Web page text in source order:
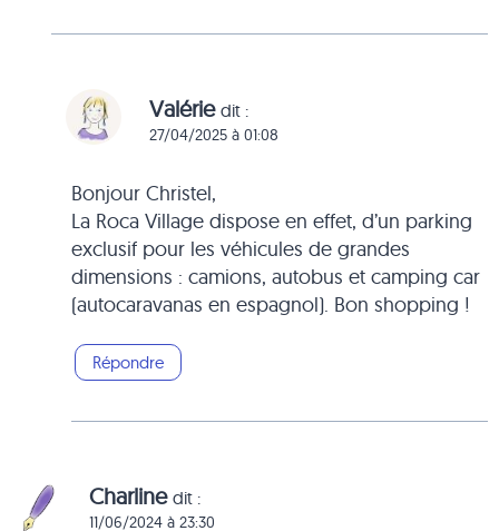
Valérie dit :
27/04/2025 à 01:08
Bonjour Christel,
La Roca Village dispose en effet, d’un parking
exclusif pour les véhicules de grandes
dimensions : camions, autobus et camping car
(autocaravanas en espagnol). Bon shopping !
Répondre
Charline dit :
11/06/2024 à 23:30